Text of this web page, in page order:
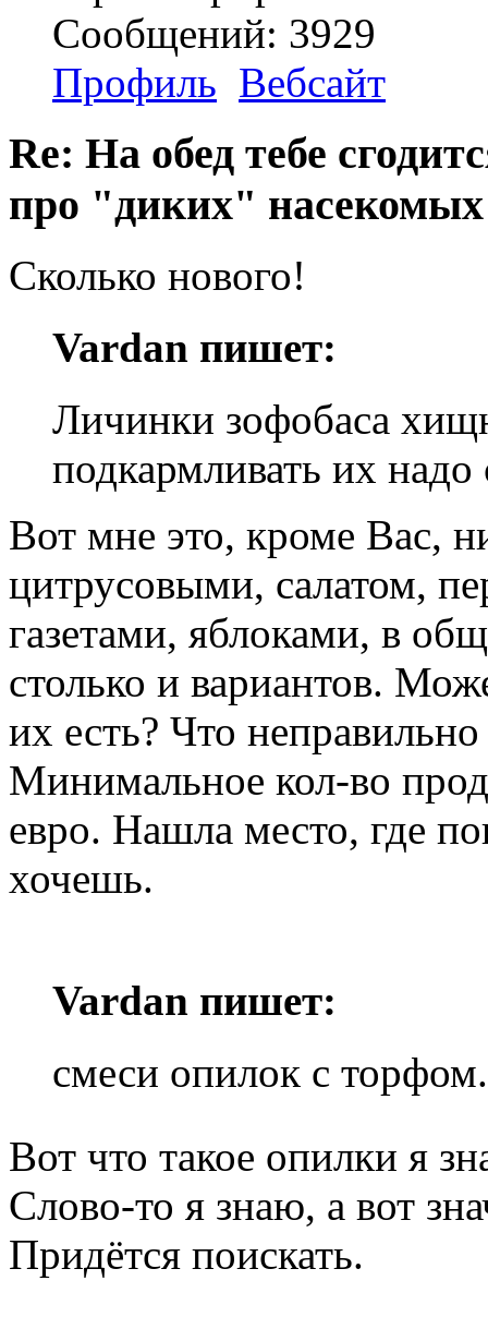
Сообщений: 3929
Профиль Вебсайт
Re: На обед тебе
про "диких" насекомых
Сколько нового!
Vardan пишет:
Личинки зофобаса
подкармливать их
Вот мне это, кроме Вас,
цитрусовыми, салатом,
газетами, яблоками, в
столько и вариантов.
их есть? Что
Минимальное кол-во
евро. Нашла место, где
хочешь.
Vardan пишет:
смеси опилок с
Вот что такое опилки я
Слово-то я знаю, а вот
Придётся поискать.